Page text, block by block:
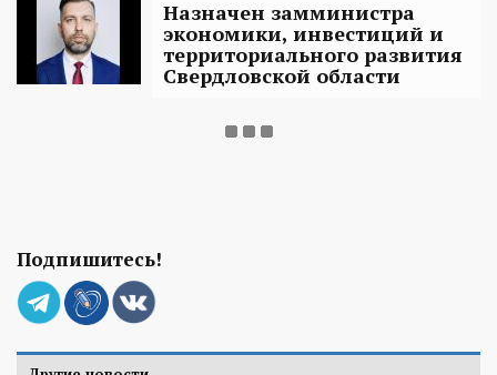
Назначен замминистра
экономики, инвестиций и
территориального развития
Свердловской области
Подпишитесь!